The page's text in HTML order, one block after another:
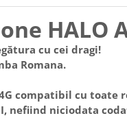
HALO
cu cei dragi!
Romana.
compatibil cu toate
nefiind niciodata